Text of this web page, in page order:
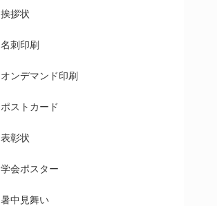
挨拶状
名刺印刷
オンデマンド印刷
ポストカード
表彰状
学会ポスター
暑中見舞い